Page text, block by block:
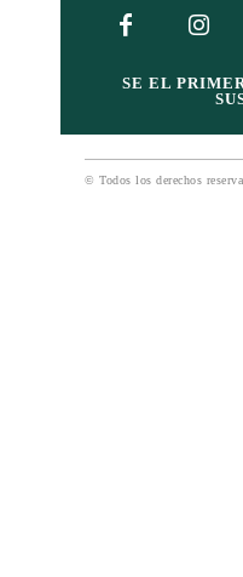
SE EL
© Todos los derechos